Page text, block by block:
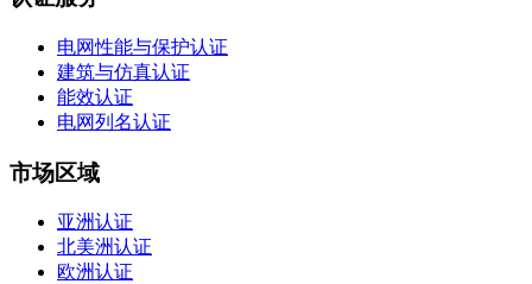
电网性能与保护认证
建筑与仿真认证
能效认证
电网列名认证
市场区域
亚洲认证
北美洲认证
欧洲认证